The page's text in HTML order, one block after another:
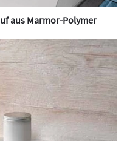
aus Marmor-Polymer